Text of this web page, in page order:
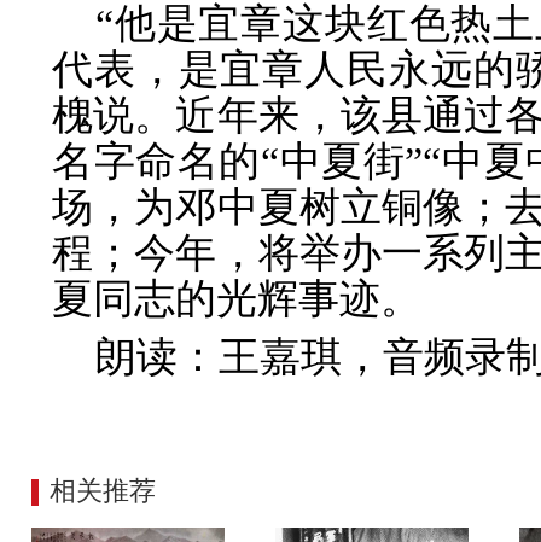
“他是宜章这块红色热
代表，是宜章人民永远的
槐说。近年来，该县通过
名字命名的“中夏街”“中
场，为邓中夏树立铜像；
程；今年，将举办一系列
夏同志的光辉事迹。
朗读：王嘉琪，音频录
相关推荐